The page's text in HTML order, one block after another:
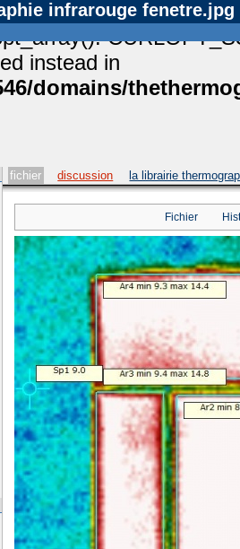
instead in
domains/
infrarouge fenetre.jpg
fichier discussion la librairie
Fichier